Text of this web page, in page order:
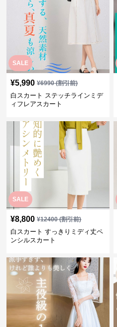
SALE
¥5,990 ¥6990(割引前)
白スカート ステッチラインミデ
ィフレアスカート
SALE
¥8,800 ¥12400(割引前)
白スカート すっきりミディ丈ペ
ンシルスカート